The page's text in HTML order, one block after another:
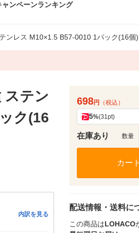
ャンペーンランキング
ンレス M10×1.5 B57-0010 1パック(16個
ステン
ク(16
内訳を見る
698円 （税込）
5%(31pt)
在庫あり 数量
カー
配送情報・送料に
この商品はLOHACO